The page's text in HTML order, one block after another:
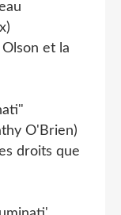
et la
O'Brien)
droits que